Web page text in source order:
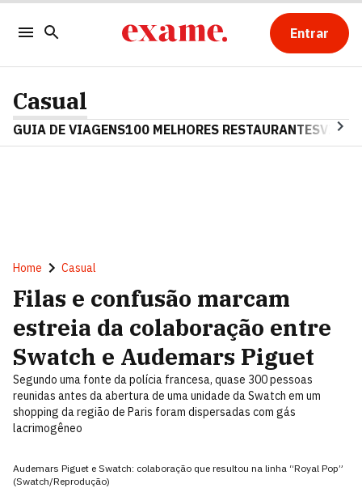
Entrar
Casual
GUIA DE VIAGENS100 MELHORES RESTAURANTES
Home Casual
Filas e confusão marcam
estreia da colaboração entre
Swatch e Audemars Piguet
Segundo uma fonte da polícia francesa, quase 300 pessoas
reunidas antes da abertura de uma unidade da Swatch em um
shopping da região de Paris foram dispersadas com gás
lacrimogêneo
Audemars Piguet e Swatch: colaboração que resultou na linha “Royal Pop”
(Swatch/Reprodução)